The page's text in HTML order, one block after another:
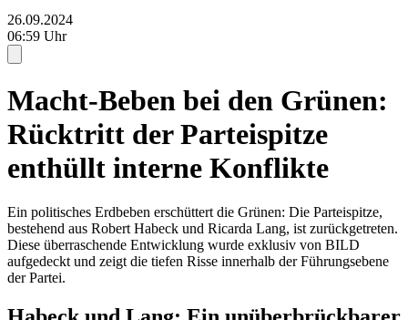
26.09.2024
06:59 Uhr
Macht-Beben bei den Grünen:
Rücktritt der Parteispitze
enthüllt interne Konflikte
Ein politisches Erdbeben erschüttert die Grünen: Die Parteispitze,
bestehend aus Robert Habeck und Ricarda Lang, ist zurückgetreten.
Diese überraschende Entwicklung wurde exklusiv von BILD
aufgedeckt und zeigt die tiefen Risse innerhalb der Führungsebene
der Partei.